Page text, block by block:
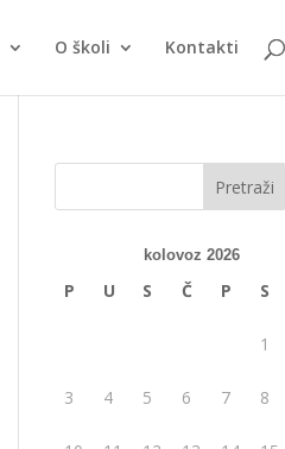
O školi Kontakti
kolovoz 2026
P U S Č P S
1
3 4 5 6 7 8